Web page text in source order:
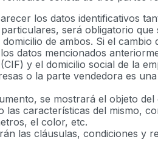
los datos identificativos
será obligatorio
de ambos. Si el
datos mencionados
y el domicilio social de la
o la parte vendedora es
se mostrará el objeto
las características del mismo,
el color, etc.
las cláusulas, condiciones y